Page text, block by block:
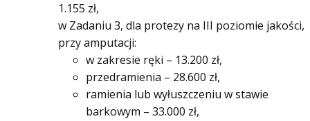
1.155 zł,
w Zadaniu 3, dla protezy na III poziomie jakości,
przy amputacji:
w zakresie ręki – 13.200 zł,
przedramienia – 28.600 zł,
ramienia lub wyłuszczeniu w stawie
barkowym – 33.000 zł,